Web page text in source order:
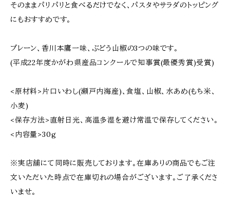
そのままパリパリと食べるだけでなく、パスタやサラダのトッピング
にもおすすめです。
プレーン、香川本鷹一味、ぶどう山椒の3つの味です。
(平成22年度かがわ県産品コンクールで知事賞(最優秀賞)受賞)
<原材料>片口いわし(瀬戸内海産)、食塩、山椒、水あめ(もち米、
小麦)
<保存方法>直射日光、高温多湿を避け常温で保存してください。
<内容量>30g
※実店舗にて同時に販売しております。在庫ありの商品でもご注
文いただいた時点で在庫切れの場合がございます。ご了承くださ
いませ。